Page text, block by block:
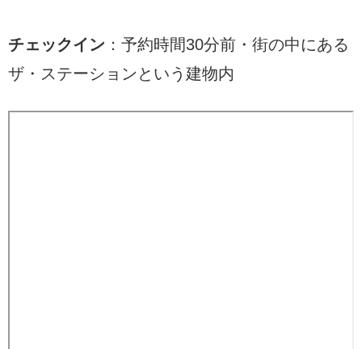
チェックイン ：予約時間30分前・街の中にある
ザ・ステーションという建物内